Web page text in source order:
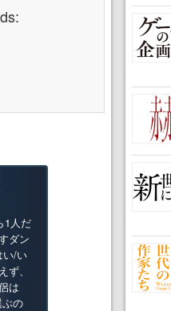
1人だ
ダン
い/い
、
は
の